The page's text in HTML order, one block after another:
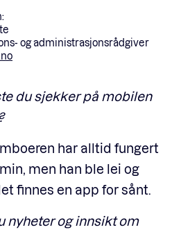
og administrasjonsrådgiver
du sjekker på mobilen
har alltid fungert
men han ble lei og
finnes en app for sånt.
nyheter og innsikt om